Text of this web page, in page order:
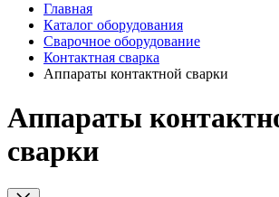
Главная
Каталог оборудования
Сварочное оборудование
Контактная сварка
Аппараты контактной сварки
Аппараты
сварки